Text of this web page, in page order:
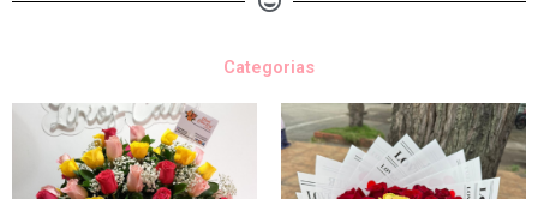
Categorias